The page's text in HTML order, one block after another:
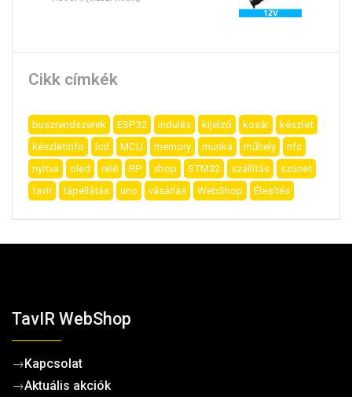
Cikk címkék
buszrendszerek ESP32 indulás kijelző kosár
készlet
készletinfo
lcd MCU memory munka műhely
nfc
nyitva
oled relé RP shop STM32 szállítás
szünet
tavir
tápellátás uno vásárlás WebShop Élesítés
TavIR WebShop
→Kapcsolat
→Aktuális akciók